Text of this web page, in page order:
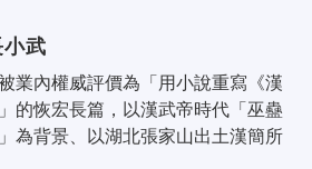
武
業內權威評價為「用小說重寫《漢
的恢宏長篇，以漢武帝時代「巫蠱
為背景、以湖北張家山出土漢簡所